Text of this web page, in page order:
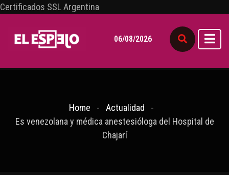
Certificados SSL Argentina
06/08/2026
Home
Actualidad
Es venezolana y médica anestesióloga del Hospital de
Chajarí